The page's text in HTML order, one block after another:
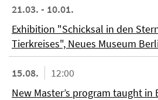
21.03. - 10.01.
Exhibition "Schicksal in den
Tierkreises", Neues Museum
15.08.
12:00
New Master’s program taught in